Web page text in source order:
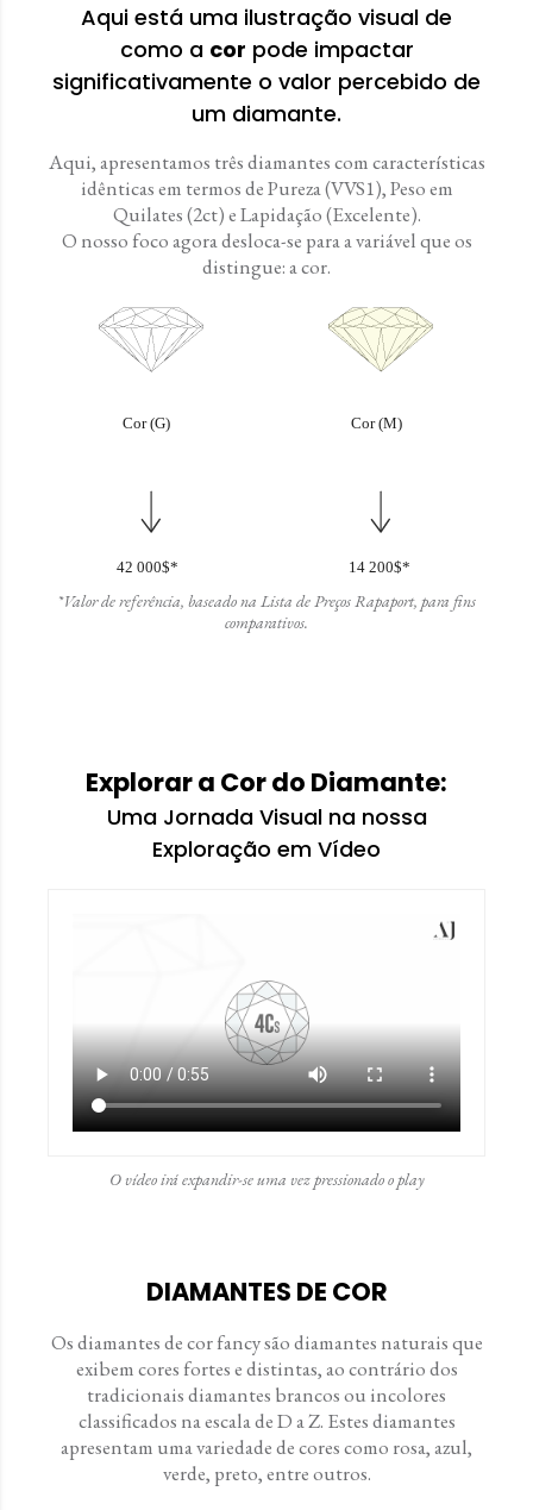
Aqui está uma ilustração visual de
como a cor pode impactar
significativamente o valor percebido de
um diamante.
Aqui, apresentamos três diamantes com características
idênticas em termos de Pureza (VVS1), Peso em
Quilates (2ct) e Lapidação (Excelente).
O nosso foco agora desloca-se para a variável que os
distingue: a cor.
*Valor de referência, baseado na Lista de Preços Rapaport, para fins
comparativos.
Explorar a Cor do Diamante:
Uma Jornada Visual na nossa
Exploração em Vídeo
O vídeo irá expandir-se uma vez pressionado o play
DIAMANTES DE COR
Os diamantes de cor fancy são diamantes naturais que
exibem cores fortes e distintas, ao contrário dos
tradicionais diamantes brancos ou incolores
classificados na escala de D a Z. Estes diamantes
apresentam uma variedade de cores como rosa, azul,
verde, preto, entre outros.